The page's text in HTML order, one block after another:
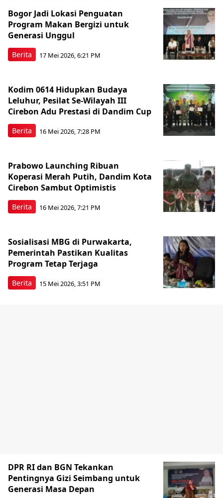
Berita
Bogor Jadi Lokasi Penguatan
Program Makan Bergizi untuk
Generasi Unggul
17 Mei 2026, 6:21 PM
Berita
Kodim 0614 Hidupkan Budaya
Leluhur, Pesilat Se-Wilayah III
Cirebon Adu Prestasi di Dandim Cup
16 Mei 2026, 7:28 PM
Berita
Prabowo Launching Ribuan
Koperasi Merah Putih, Dandim Kota
Cirebon Sambut Optimistis
16 Mei 2026, 7:21 PM
Berita
Sosialisasi MBG di Purwakarta,
Pemerintah Pastikan Kualitas
Program Tetap Terjaga
15 Mei 2026, 3:51 PM
DPR RI dan BGN Tekankan
Pentingnya Gizi Seimbang untuk
Generasi Masa Depan